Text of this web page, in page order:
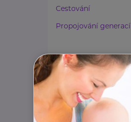
Cestování
Propojování generací